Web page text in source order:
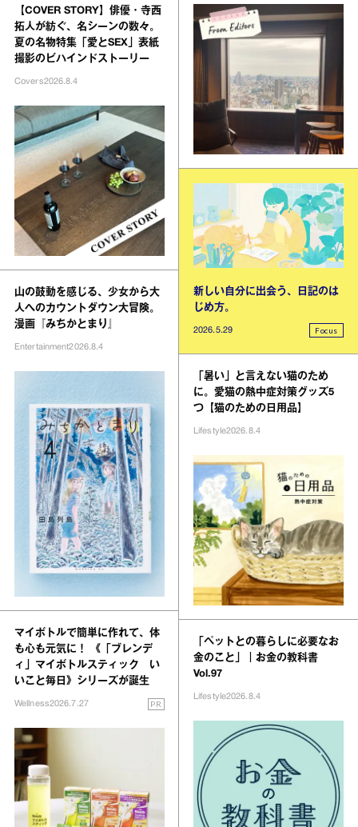
【COVER STORY】俳優・寺西
拓人が紡ぐ、名シーンの数々。
夏の名物特集「愛とSEX」表紙
撮影のビハインドストーリー
Covers2026.8.4
山の鼓動を感じる、少女から大
人へのカウントダウン大冒険。
漫画『みちかとまり』
Entertainment2026.8.4
マイボトルで簡単に作れて、体
も心も元気に！ 《「ブレンデ
ィ」マイボトルスティック い
いこと毎日》シリーズが誕生
Wellness2026.7.27 PR
新しい自分に出会う、日記のは
じめ方。
2026.5.29 Focus
「暑い」と言えない猫のため
に。愛猫の熱中症対策グッズ5
つ【猫のための日用品】
Lifestyle2026.8.4
「ペットとの暮らしに必要なお
金のこと」｜お金の教科書
Vol.97
Lifestyle2026.8.4